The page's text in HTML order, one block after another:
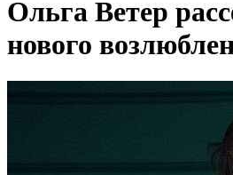
Ольга Ветер
нового